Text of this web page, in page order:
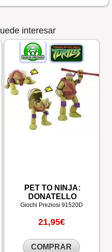
interesar
PET TO NINJA:
DONATELLO
Giochi Preziosi 91520D
21,95€
COMPRAR